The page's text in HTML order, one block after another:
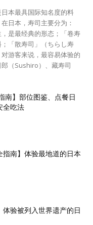
本最具国际知名度的料
日本，寿司主要分为：
是最经典的形态；「卷寿
「散寿司」（ちらし寿
游客来说，最容易体验的
（Sushiro）、藏寿司
南】部位图鉴、点餐日
全吃法
指南】体验最地道的日本
体验被列入世界遗产的日